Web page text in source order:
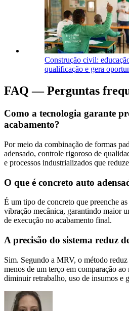
Construção civil:
qualificação e gera
FAQ ― Perguntas
Como a tecnologia garante
acabamento?
Por meio da combinação de formas
adensado, controle rigoroso de
e processos industrializados que
O que é concreto auto
É um tipo de concreto que preenche
vibração mecânica, garantindo maior
de execução no acabamento final.
A precisão do sistema reduz
Sim. Segundo a MRV, o método
menos de um terço em comparação
diminuir retrabalho, uso de insumos e